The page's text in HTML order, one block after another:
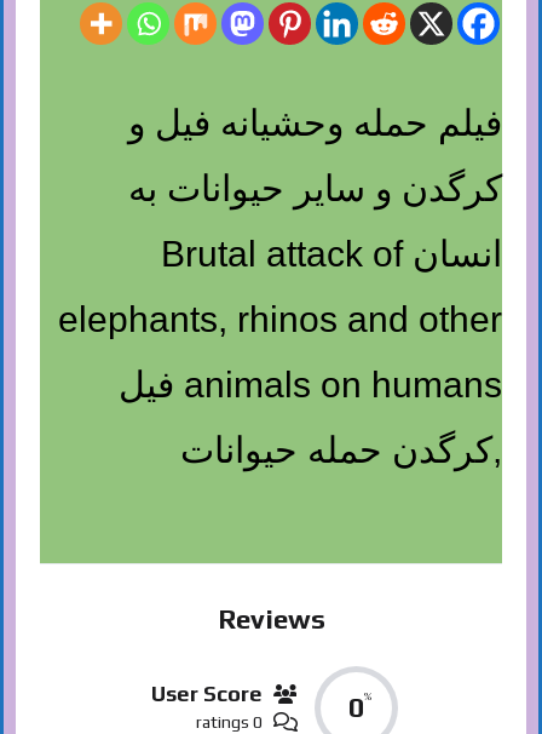
فیلم حمله وحشیانه فیل و
کرگدن و سایر حیوانات به
انسان Brutal attack of
elephants, rhinos and other
animals on humans فیل
,کرگدن حمله حیوانات
Reviews
0%
User Score
0 ratings